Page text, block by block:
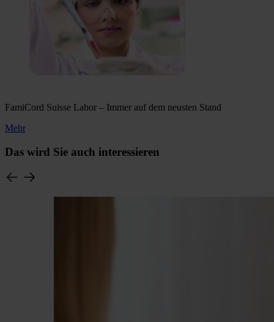
FamiCord Suisse Labor – Immer auf dem neusten Stand
Mehr
Das wird Sie auch interessieren